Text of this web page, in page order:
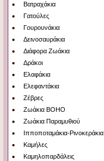
Βατραχάκια
Γατούλες
Γουρουνάκια
Δεινοσαυράκια
Διάφορα Ζωάκια
Δράκοι
Ελαφάκια
Ελεφαντάκια
Ζέβρες
Ζωάκια BOHO
Ζωάκια Παραμυθιού
Ιπποποταμάκια-Ρινοκεράκια
Καμήλες
Καμηλοπαρδάλεις